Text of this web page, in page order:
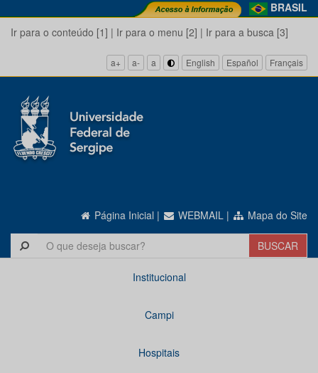
BRASIL
Ir para o conteúdo [1] | Ir para o menu [2] | Ir para a busca [3]
a+ a- a English Español Français
Página Inicial | WEBMAIL | Mapa do Site
Institucional
Campi
Hospitais